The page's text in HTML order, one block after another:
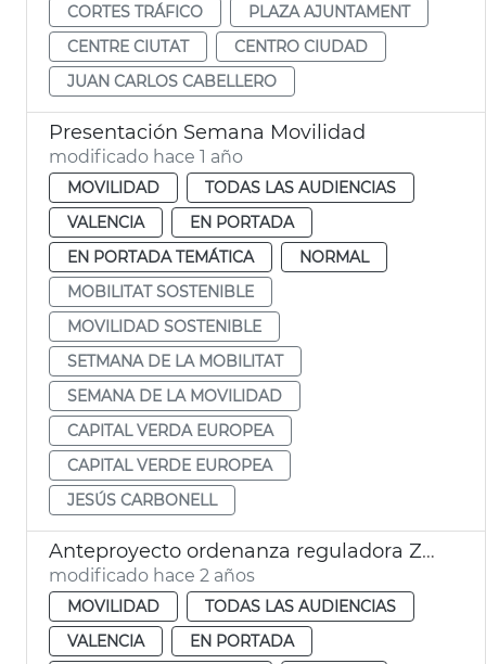
CORTES TRÁFICO
PLAZA AJUNTAMENT
CENTRE CIUTAT
CENTRO CIUDAD
JUAN CARLOS CABELLERO
Presentación Semana Movilidad
modificado hace 1 año
MOVILIDAD
TODAS LAS AUDIENCIAS
VALENCIA
EN PORTADA
EN PORTADA TEMÁTICA
NORMAL
MOBILITAT SOSTENIBLE
MOVILIDAD SOSTENIBLE
SETMANA DE LA MOBILITAT
SEMANA DE LA MOVILIDAD
CAPITAL VERDA EUROPEA
CAPITAL VERDE EUROPEA
JESÚS CARBONELL
Anteproyecto ordenanza reguladora ZBE
modificado hace 2 años
MOVILIDAD
TODAS LAS AUDIENCIAS
VALENCIA
EN PORTADA